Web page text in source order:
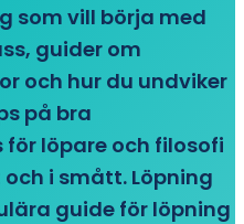
som vill börja med
guider om
och hur du undviker
på bra
löpare och filosofi
i smått. Löpning
guide för löpning